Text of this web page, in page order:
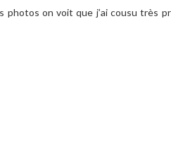
on voit que j’ai cousu très